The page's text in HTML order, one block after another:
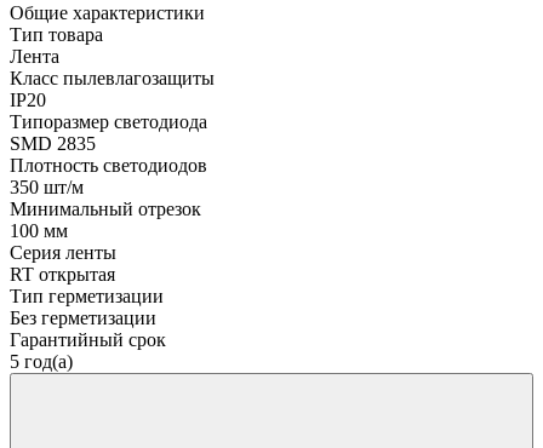
Общие характеристики
Тип товара
Лента
Класс пылевлагозащиты
IP20
Типоразмер светодиода
SMD 2835
Плотность светодиодов
350 шт/м
Минимальный отрезок
100 мм
Серия ленты
RT открытая
Тип герметизации
Без герметизации
Гарантийный срок
5 год(а)